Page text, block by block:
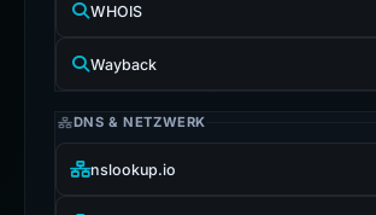
WHOIS
Wayback
DNS & NETZWERK
nslookup.io